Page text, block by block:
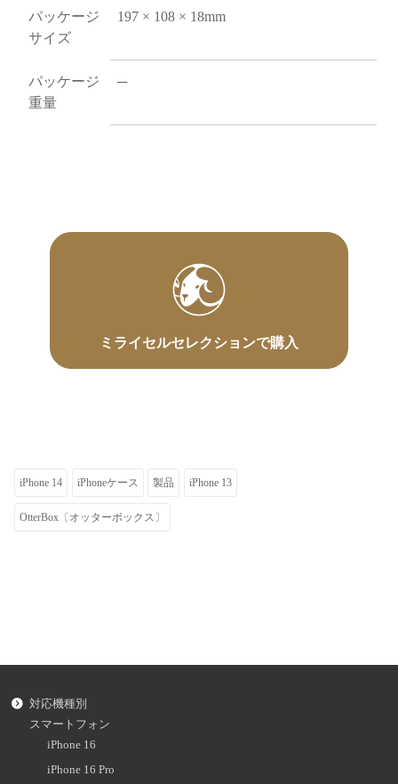
パッケージ
サイズ
197 × 108 × 18mm
パッケージ
重量
─
ミライセルセレクションで購入
iPhone 14 iPhoneケース 製品 iPhone 13
OtterBox〔オッターボックス〕
対応機種別
スマートフォン
iPhone 16
iPhone 16 Pro